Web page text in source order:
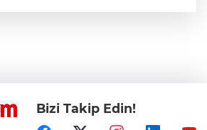
Bizi Takip Edin!